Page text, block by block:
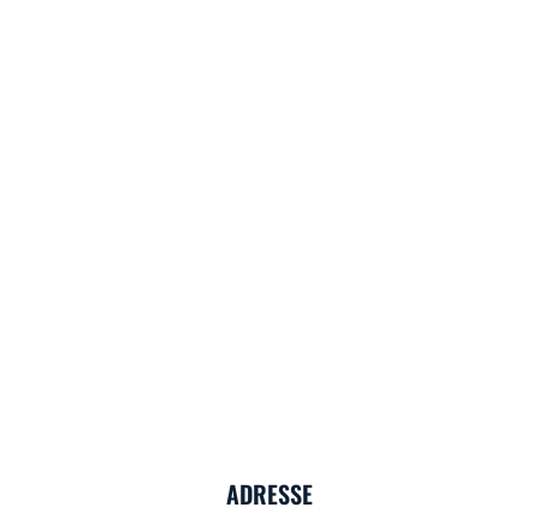
ADRESSE